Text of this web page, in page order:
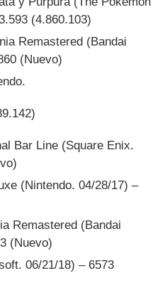
(4.860.103)
Remastered (Bandai
(Nuevo)
Bar Line (Square Enix.
(Nintendo. 04/28/17) –
Remastered (Bandai
(Nuevo)
06/21/18) – 6573